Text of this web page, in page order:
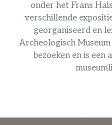
onder het Frans
verschillende
georganiseerd en
Archeologisch
bezoeken en is een